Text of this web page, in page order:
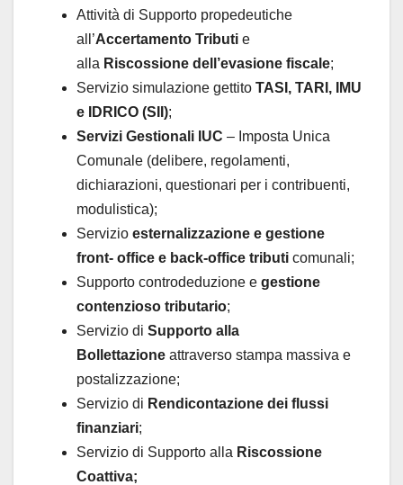
Attività di Supporto propedeutiche
all’Accertamento Tributi e
alla Riscossione dell’evasione fiscale;
Servizio simulazione gettito TASI, TARI, IMU
e IDRICO (SII);
Servizi Gestionali IUC – Imposta Unica
Comunale (delibere, regolamenti,
dichiarazioni, questionari per i contribuenti,
modulistica);
Servizio esternalizzazione e gestione
front- office e back-office tributi comunali;
Supporto controdeduzione e gestione
contenzioso tributario;
Servizio di Supporto alla
Bollettazione attraverso stampa massiva e
postalizzazione;
Servizio di Rendicontazione dei flussi
finanziari;
Servizio di Supporto alla Riscossione
Coattiva;